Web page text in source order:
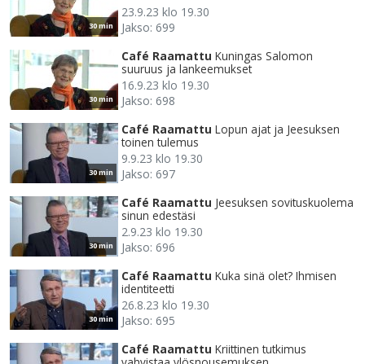
30 min
23.9.23 klo 19.30
Jakso: 699
30 min
Café Raamattu Kuningas Salomon
suuruus ja lankeemukset
16.9.23 klo 19.30
Jakso: 698
30 min
Café Raamattu Lopun ajat ja Jeesuksen
toinen tulemus
9.9.23 klo 19.30
Jakso: 697
30 min
Café Raamattu Jeesuksen sovituskuolema
sinun edestäsi
2.9.23 klo 19.30
Jakso: 696
30 min
Café Raamattu Kuka sinä olet? Ihmisen
identiteetti
26.8.23 klo 19.30
Jakso: 695
Café Raamattu Kriittinen tutkimus